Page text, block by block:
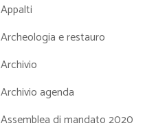
Appalti
Archeologia e restauro
Archivio
Archivio agenda
Assemblea di mandato 2020